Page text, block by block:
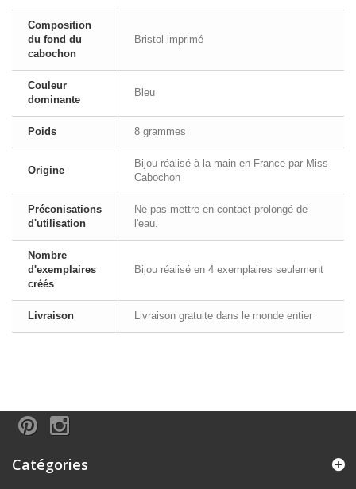
Composition
du fond du
cabochon
Bristol imprimé
Couleur
dominante
Bleu
Poids 8 grammes
Origine
Bijou réalisé à la main en France par Miss
Cabochon
Préconisations
d'utilisation
Ne pas mettre en contact prolongé de
l'eau.
Nombre
d'exemplaires
créés
Bijou réalisé en 4 exemplaires seulement
Livraison Livraison gratuite dans le monde entier
Catégories